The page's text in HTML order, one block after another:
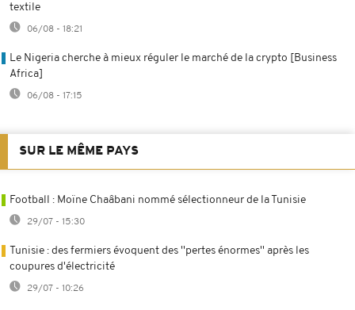
textile
06/08 - 18:21
Le Nigeria cherche à mieux réguler le marché de la crypto [Business
Africa]
06/08 - 17:15
SUR LE MÊME PAYS
Football : Moïne Chaâbani nommé sélectionneur de la Tunisie
29/07 - 15:30
Tunisie : des fermiers évoquent des ''pertes énormes'' après les
coupures d'électricité
29/07 - 10:26